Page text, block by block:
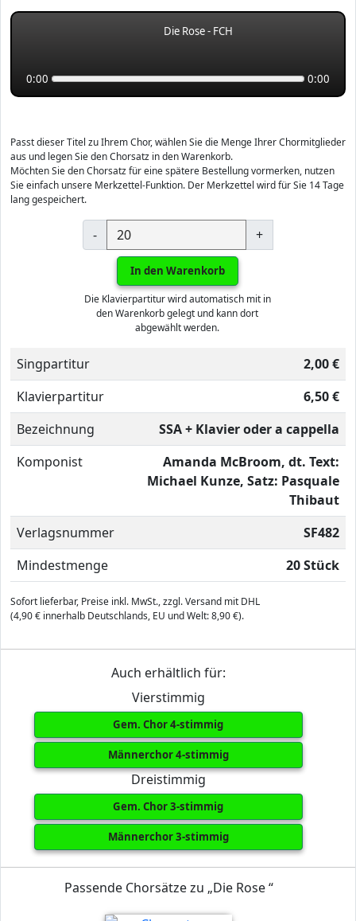
Die Rose - FCH
0:00 0:00
Passt dieser Titel zu Ihrem Chor, wählen Sie die Menge Ihrer Chormitglieder
aus und legen Sie den Chorsatz in den Warenkorb.
Möchten Sie den Chorsatz für eine spätere Bestellung vormerken, nutzen
Sie einfach unsere Merkzettel-Funktion. Der Merkzettel wird für Sie 14 Tage
lang gespeichert.
- +
In den Warenkorb
Die Klavierpartitur wird automatisch mit in
den Warenkorb gelegt und kann dort
abgewählt werden.
Singpartitur
2,00 €
Klavierpartitur
6,50 €
Bezeichnung
SSA + Klavier oder a cappella
Komponist
Amanda McBroom, dt. Text:
Michael Kunze, Satz: Pasquale
Thibaut
Verlagsnummer
SF482
Mindestmenge
20 Stück
Sofort lieferbar, Preise inkl. MwSt., zzgl. Versand mit DHL
(4,90 € innerhalb Deutschlands, EU und Welt: 8,90 €).
Auch erhältlich für:
Vierstimmig
Gem. Chor 4-stimmig
Männerchor 4-stimmig
Dreistimmig
Gem. Chor 3-stimmig
Männerchor 3-stimmig
Passende Chorsätze zu „Die Rose “